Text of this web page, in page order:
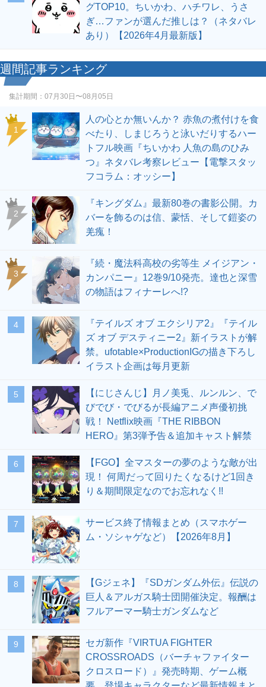
グTOP10。ちいかわ、ハチワレ、うさ
ぎ…ファンが選んだ推しは？（ネタバレ
あり）【2026年4月最新版】
週間記事ランキング
集計期間： 07月30日〜08月05日
1
人の心とか無いんか？ 赤魚の煮付けを食
べたり、しまじろうと泳いだりするハー
トフル映画『ちいかわ 人魚の島のひみ
つ』ネタバレ考察レビュー【電撃スタッ
フコラム：オッシー】
2
『キングダム』最新80巻の書影公開。カ
バーを飾るのは信、蒙恬、そして鎧姿の
羌瘣！
3
『続・魔法科高校の劣等生 メイジアン・
カンパニー』12巻9/10発売。達也と深雪
の物語はフィナーレへ!?
4
『テイルズ オブ エクシリア2』『テイル
ズ オブ デスティニー2』新イラストが解
禁。ufotable×ProductionIGの描き下ろし
イラスト企画は毎月更新
5
【にじさんじ】月ノ美兎、ルンルン、で
びでび・でびるが長編アニメ声優初挑
戦！ Netflix映画『THE RIBBON
HERO』第3弾予告＆追加キャスト解禁
6
【FGO】全マスターの夢のような敵が出
現！ 何周だって回りたくなるけど1回き
り＆期間限定なのでお忘れなく!!
7
サービス終了情報まとめ（スマホゲー
ム・ソシャゲなど）【2026年8月】
8
【Gジェネ】『SDガンダム外伝』伝説の
巨人＆アルガス騎士団開催決定。報酬は
フルアーマー騎士ガンダムなど
9
セガ新作『VIRTUA FIGHTER
CROSSROADS（バーチャファイター
クロスロード）』発売時期、ゲーム概